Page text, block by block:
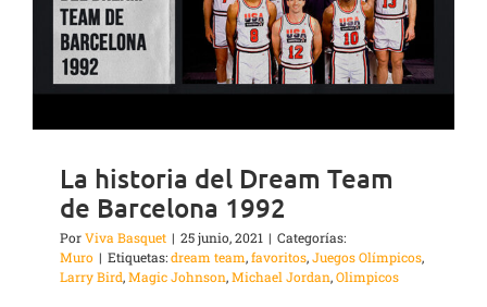
La historia del Dream Team
de Barcelona 1992
PorViva Basquet | 25 junio, 2021 | Categorías:
Muro | Etiquetas:dream team,favoritos,Juegos Olímpicos,
Larry Bird,Magic Johnson,Michael Jordan,Olimpicos